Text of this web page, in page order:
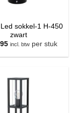
sokkel-1 H-450
zwart
incl. btwper stuk